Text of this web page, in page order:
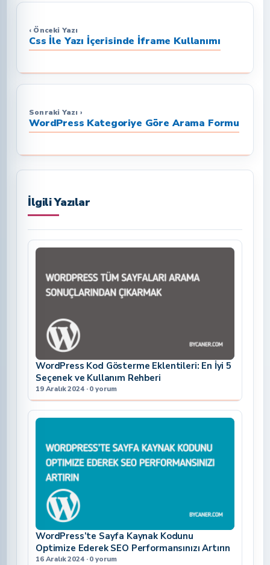
‹ Önceki Yazı
Css İle Yazı İçerisinde İframe Kullanımı
Sonraki Yazı ›
WordPress Kategoriye Göre Arama Formu
İlgili Yazılar
WordPress Kod Gösterme Eklentileri: En İyi 5
Seçenek ve Kullanım Rehberi
19 Aralık 2024 · 0 yorum
WordPress’te Sayfa Kaynak Kodunu
Optimize Ederek SEO Performansınızı Artırın
16 Aralık 2024 · 0 yorum